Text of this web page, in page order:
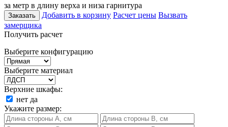
за метр в длину верха и низа гарнитура
Заказать Добавить в корзину Расчет цены Вызвать
замерщика
Получить расчет
Выберите конфигурацию
Выберите материал
Верхние шкафы:
нет да
Укажите размер: